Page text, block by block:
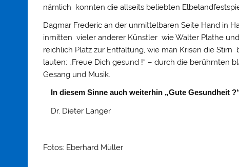
nämlich konnten die allseits beliebten
Dagmar Frederic an der unmittelbaren Seite Hand in
inmitten vieler anderer Künstler wie Walter Plathe
reichlich Platz zur Entfaltung, wie man Krisen die
lauten: „Freue Dich gesund !“ – durch die berühmten
Gesang und Musik.
In diesem Sinne auch weiterhin „Gute Gesundheit
Dr. Dieter Langer
Fotos: Eberhard Müller